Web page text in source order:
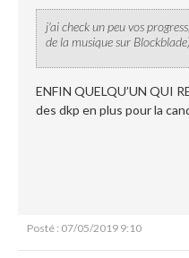
j'ai check un peu vos
de la musique sur Blockblade)
ENFIN QUELQU’UN QUI
des dkp en plus pour la
Posté : 07/05/2019 9:10